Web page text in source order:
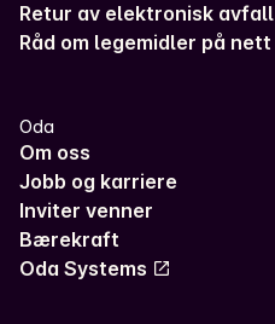
Retur av elektronisk avfall
Råd om legemidler på nett
Oda
Om oss
Jobb og karriere
Inviter venner
Bærekraft
Oda Systems